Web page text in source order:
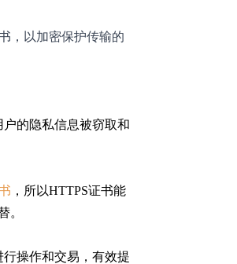
，以加密保护传输的
的隐私信息被窃取和
，所以HTTPS证书能
。
操作和交易，有效提